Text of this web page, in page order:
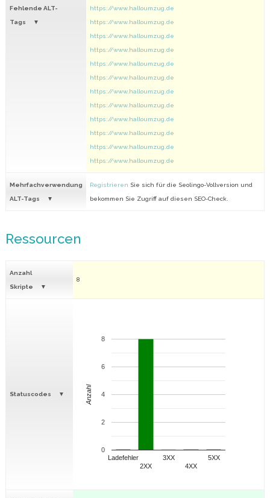
Fehlende ALT-
Tags
https://www.halloumzug.de
https://www.halloumzug.de
https://www.halloumzug.de
https://www.halloumzug.de
https://www.halloumzug.de
https://www.halloumzug.de
https://www.halloumzug.de
https://www.halloumzug.de
https://www.halloumzug.de
https://www.halloumzug.de
https://www.halloumzug.de
https://www.halloumzug.de
Mehrfachverwendung
ALT-Tags
Registrieren Sie sich für die Seolingo-Vollversion und
bekommen Sie Zugriff auf diesen SEO-Check.
Ressourcen
Anzahl
Skripte
8
Statuscodes
Ladefehler
2XX
3XX
4XX
5XX
0
2
4
6
8
Anzahl